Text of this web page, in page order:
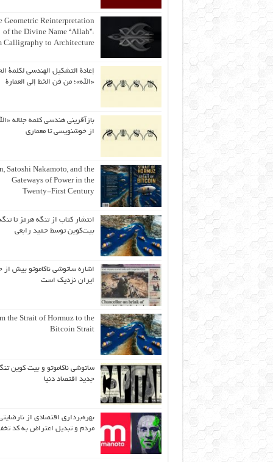
Geometric Reinterpretation
of the Divine Name “Allah”:
Calligraphy to Architecture
إعادة التشكيل الهندسي لكلمة
«الله»؛ من فن الخط إلى العمارة
بازآفرینی هندسی کلمه جلاله
از خوشنویسی تا معماری
Satoshi Nakamoto, and the
Gateways of Power in the
Twenty-First Century
انتشار کتاب از تنگه هرمز تا
بیت‌کوین توسط حمید رابعی
اشاره ساتوشی ناکاموتو بیش از
ایران نزدیک است
the Strait of Hormuz to the
Bitcoin Strait
ساتوشی ناکاموتو و بیت کوین
جدید اقتصاد دنیا
بهره‌برداری اقتصادی از
مردم و تبدیل اعتراض به کد